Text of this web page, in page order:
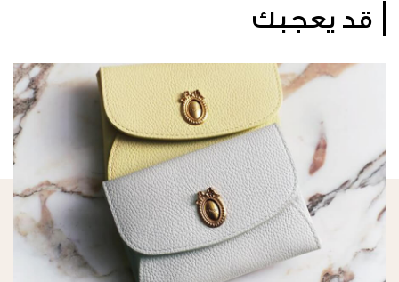
قد يعجبك